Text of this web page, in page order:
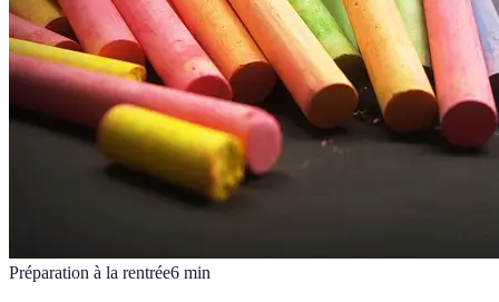
Préparation à la rentrée6 min